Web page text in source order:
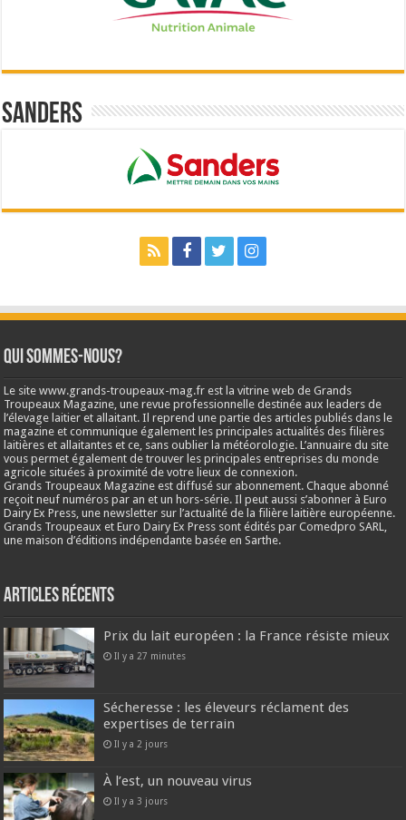
Sanders
Qui sommes-nous?
Le site www.grands-troupeaux-mag.fr est la vitrine web de Grands
Troupeaux Magazine, une revue professionnelle destinée aux leaders de
l’élevage laitier et allaitant. Il reprend une partie des articles publiés dans le
magazine et communique également les principales actualités des filières
laitières et allaitantes et ce, sans oublier la météorologie. L’annuaire du site
vous permet également de trouver les principales entreprises du monde
agricole situées à proximité de votre lieux de connexion.
Grands Troupeaux Magazine est diffusé sur abonnement. Chaque abonné
reçoit neuf numéros par an et un hors-série. Il peut aussi s’abonner à Euro
Dairy Ex Press, une newsletter sur l’actualité de la filière laitière européenne.
Grands Troupeaux et Euro Dairy Ex Press sont édités par Comedpro SARL,
une maison d’éditions indépendante basée en Sarthe.
Articles récents
Prix du lait européen : la France résiste mieux
Il y a 27 minutes
Sécheresse : les éleveurs réclament des
expertises de terrain
Il y a 2 jours
À l’est, un nouveau virus
Il y a 3 jours